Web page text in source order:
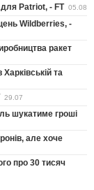
Patriot, - FT 05.08
Wildberries, -
ракет
та
29.07
шукатиме гроші
але хоче
про 30 тисяч